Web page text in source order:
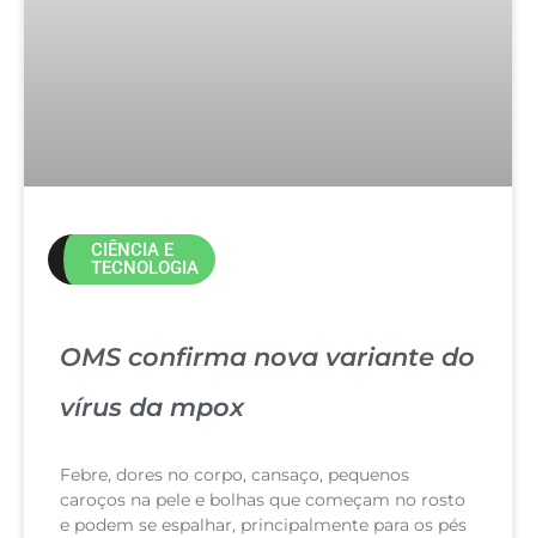
CIÊNCIA E
TECNOLOGIA
OMS confirma nova variante do
vírus da mpox
Febre, dores no corpo, cansaço, pequenos
caroços na pele e bolhas que começam no rosto
e podem se espalhar, principalmente para os pés